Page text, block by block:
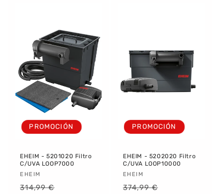
PROMOCIÓN
EHEIM - 5201020 Filtro
C/UVA LOOP7000
Proveedor:
EHEIM
Precio
314,99 €
PROMOCIÓN
EHEIM - 5202020 Filtro
C/UVA LOOP10000
Proveedor:
EHEIM
Precio
374,99 €